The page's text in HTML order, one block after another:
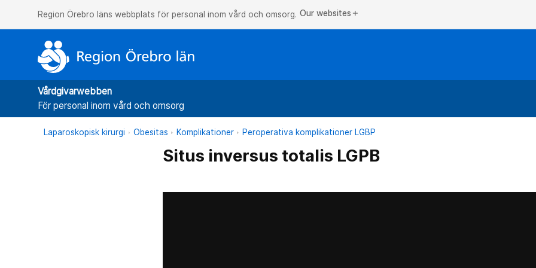
Region Örebro läns webbplats för personal inom vård och omsorg. Our websites add
Vårdgivarwebben
För personal inom vård och omsorg
Laparoskopisk kirurgi Obesitas Komplikationer Peroperativa komplikationer LGBP
Situs inversus totalis LGPB